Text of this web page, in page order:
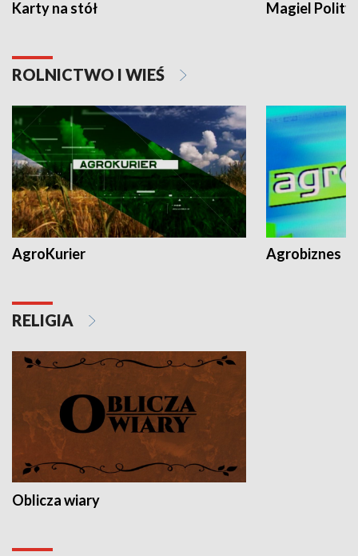
Karty na stół Magiel
ROLNICTWO I WIEŚ
AgroKurier Agrobiznes
RELIGIA
Oblicza wiary